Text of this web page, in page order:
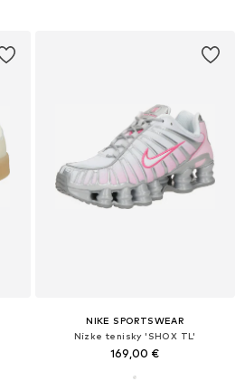
NIKE SPORTSWEAR
Nízke tenisky 'SHOX TL'
169,00 €